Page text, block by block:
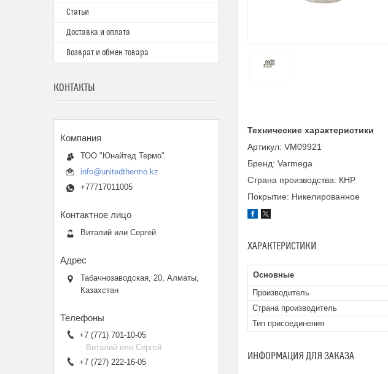
Технические характеристики
Артикул: VM09921
Бренд: Varmega
Страна производства: КНР
Покрытие: Никелированное
ХАРАКТЕРИСТИКИ
Основные
Производитель
Страна производитель
Тип присоединения
ИНФОРМАЦИЯ ДЛЯ ЗАКАЗА
Статьи
Доставка и оплата
Возврат и обмен товара
КОНТАКТЫ
ТОО "Юнайтед Термо"
info@unitedthermo.kz
+77717011005
Виталий или Сергей
Табачнозаводская, 20, Алматы,
Казахстан
+7 (771) 701-10-05
Виталий или Сергей
+7 (727) 222-16-05